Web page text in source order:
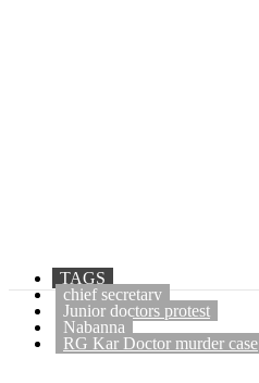
TAGS
chief secretary
Junior doctors protest
Nabanna
RG Kar Doctor murder case